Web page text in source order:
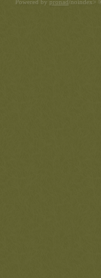
Powered by pronad/noindex>